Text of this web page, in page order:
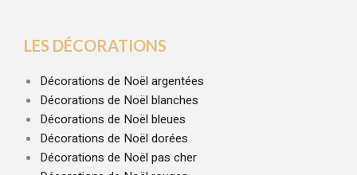
LES DÉCORATIONS
Décorations de Noël argentées
Décorations de Noël blanches
Décorations de Noël bleues
Décorations de Noël dorées
Décorations de Noël pas cher